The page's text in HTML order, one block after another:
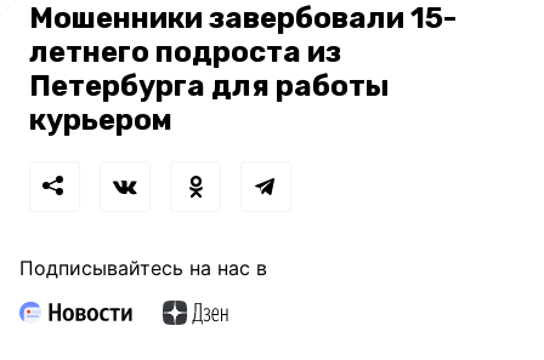
Мошенники завербовали 15-
летнего подроста из
Петербурга для работы
курьером
Подписывайтесь на нас в